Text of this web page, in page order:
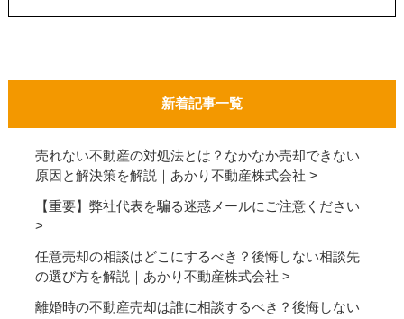
新着記事一覧
売れない不動産の対処法とは？なかなか売却できない
原因と解決策を解説｜あかり不動産株式会社
【重要】弊社代表を騙る迷惑メールにご注意ください
任意売却の相談はどこにするべき？後悔しない相談先
の選び方を解説｜あかり不動産株式会社
離婚時の不動産売却は誰に相談するべき？後悔しない